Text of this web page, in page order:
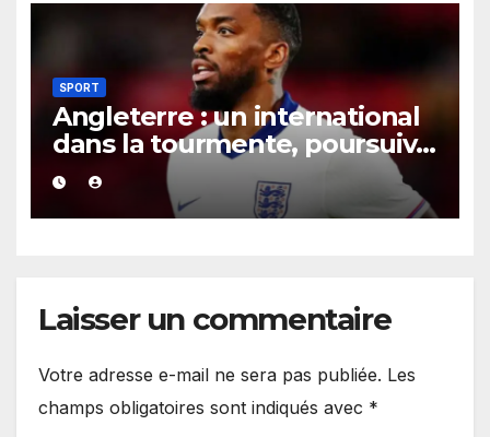
SPORT
Angleterre : un international
dans la tourmente, poursuivi
après une présumée
agression survenue en boîte
de nuit.
Laisser un commentaire
Votre adresse e-mail ne sera pas publiée. Les
champs obligatoires sont indiqués avec *